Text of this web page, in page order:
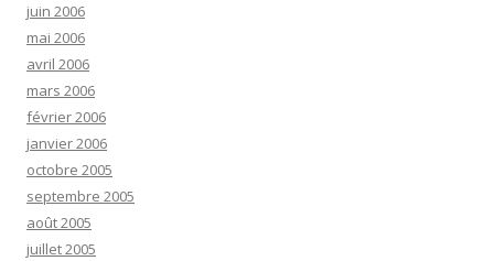
juin 2006
mai 2006
avril 2006
mars 2006
février 2006
janvier 2006
octobre 2005
septembre 2005
août 2005
juillet 2005